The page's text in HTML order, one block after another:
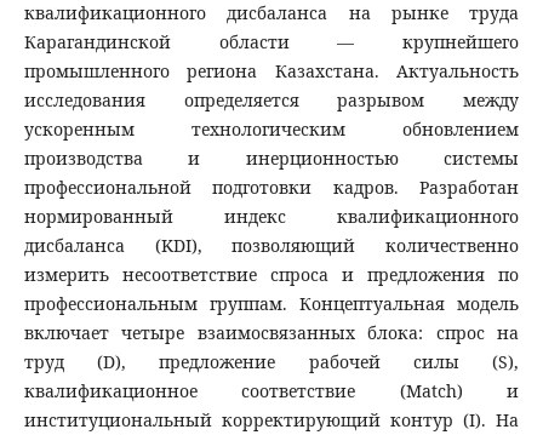
квалификационного дисбаланса на рынке труда
Карагандинской области — крупнейшего
промышленного региона Казахстана. Актуальность
исследования определяется разрывом между
ускоренным технологическим обновлением
производства и инерционностью системы
профессиональной подготовки кадров. Разработан
нормированный индекс квалификационного
дисбаланса (KDI), позволяющий количественно
измерить несоответствие спроса и предложения по
профессиональным группам. Концептуальная модель
включает четыре взаимосвязанных блока: спрос на
труд (D), предложение рабочей силы (S),
квалификационное соответствие (Match) и
институциональный корректирующий контур (I). На